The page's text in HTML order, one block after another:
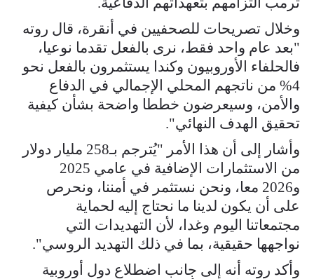
وخلال تصريحات للصحفيين في أنقرة، قال روته
"بعد عام واحد فقط، نرى بالفعل تقدما نوعيا،
فالحلفاء الأوروبيون وكندا يستثمرون بالفعل نحو
4% من ناتجهم المحلي الإجمالي في الدفاع
والأمن، وسيعرضون خططا واضحة بشأن كيفية
تحقيق الهدف النهائي".
وأشار إلى أن هذا الأمر "يُترجم بـ258 مليار دولار
من الاستثمارات الإضافية في عامي 2025
و2026 معا، ونحن نستثمر في أمننا، ونحرص
على أن يكون لدينا ما نحتاج إليه لحماية
مجتمعاتنا اليوم وغدا، لأن التهديدات التي
نواجهها حقيقية، بما في ذلك التهديد الروسي".
وأكد روته أنه إلى جانب اضطلاع دول أوروبية